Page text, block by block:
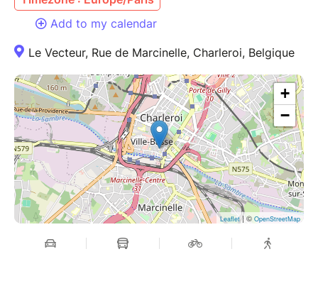
Add to my calendar
Le Vecteur, Rue de Marcinelle, Charleroi, Belgique
+
−
Leaflet| © OpenStreetMap